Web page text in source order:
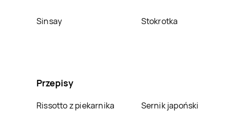
Sinsay Stokrotka
Przepisy
Rissotto z piekarnika Sernik japoński